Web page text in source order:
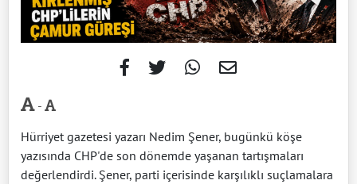
-
Hürriyet gazetesi yazarı Nedim Şener, bugünkü köşe
yazısında CHP'de son dönemde yaşanan tartışmaları
değerlendirdi. Şener, parti içerisinde karşılıklı suçlamalara